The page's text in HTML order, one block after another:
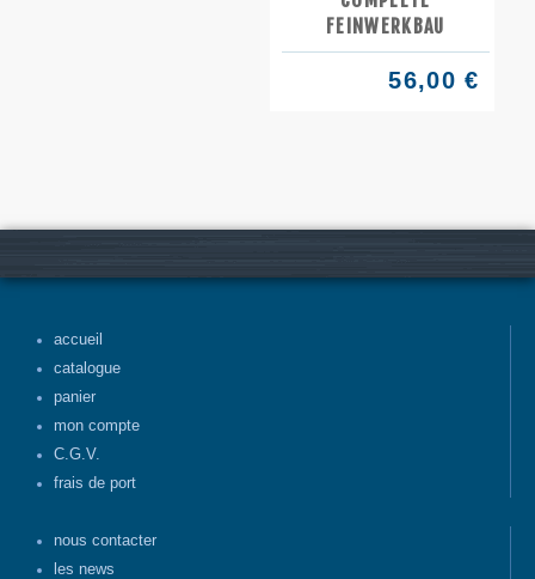
FEINWERKBAU
56,00 €
accueil
catalogue
panier
mon compte
C.G.V.
frais de port
nous contacter
les news